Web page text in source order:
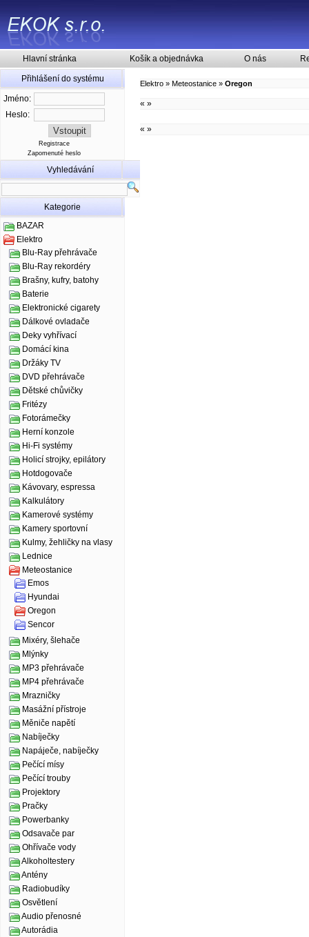
Hlavní stránka Košík a objednávka O nás
Přihlášení do systému
Jméno:
Heslo:
Registrace
Zapomenuté heslo
Vyhledávání
Kategorie
BAZAR
Elektro
Blu-Ray přehrávače
Blu-Ray rekordéry
Brašny, kufry, batohy
Baterie
Elektronické cigarety
Dálkové ovladače
Deky vyhřívací
Domácí kina
Držáky TV
DVD přehrávače
Dětské chůvičky
Fritézy
Fotorámečky
Herní konzole
Hi-Fi systémy
Holicí strojky, epilátory
Hotdogovače
Kávovary, espressa
Kalkulátory
Kamerové systémy
Kamery sportovní
Kulmy, žehličky na vlasy
Lednice
Meteostanice
Emos
Hyundai
Oregon
Sencor
Mixéry, šlehače
Mlýnky
MP3 přehrávače
MP4 přehrávače
Mrazničky
Masážní přístroje
Měniče napětí
Nabíječky
Napáječe, nabíječky
Pečící mísy
Pečící trouby
Projektory
Pračky
Powerbanky
Odsavače par
Ohřívače vody
Alkoholtestery
Antény
Radiobudíky
Osvětlení
Audio přenosné
Autorádia
Elektro » Meteostanice » Oregon
« »
« »